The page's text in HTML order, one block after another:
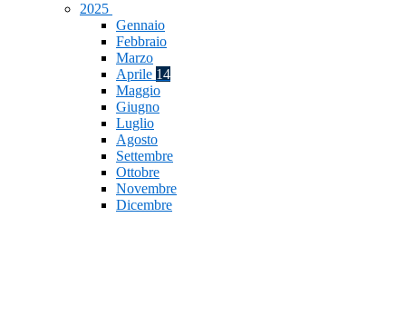
2025
Gennaio
Febbraio
Marzo
Aprile 14
Maggio
Giugno
Luglio
Agosto
Settembre
Ottobre
Novembre
Dicembre